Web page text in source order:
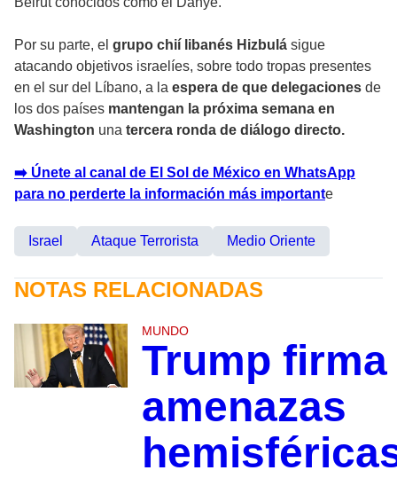
Por su parte, el grupo chií libanés Hizbulá sigue
atacando objetivos israelíes, sobre todo tropas presentes
en el sur del Líbano, a la espera de que delegaciones de
los dos países mantengan la próxima semana en
Washington una tercera ronda de diálogo directo.
➡️ Únete al canal de El Sol de México en WhatsApp
para no perderte la información más importante
Israel Ataque Terrorista Medio Oriente
NOTAS RELACIONADAS
MUNDO
Trump
amenazas